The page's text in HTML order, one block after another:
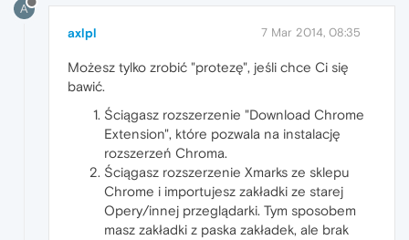
A
axlpl 7 Mar 2014, 08:35
Możesz tylko zrobić "protezę", jeśli chce Ci się
bawić.
Ściągasz rozszerzenie "Download Chrome
Extension", które pozwala na instalację
rozszerzeń Chroma.
Ściągasz rozszerzenie Xmarks ze sklepu
Chrome i importujesz zakładki ze starej
Opery/innej przeglądarki. Tym sposobem
masz zakładki z paska zakładek, ale brak